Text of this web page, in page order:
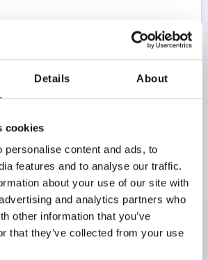
Details About
cookies
personalise content and ads, to
features and to analyse our traffic.
about your use of our site with
and analytics partners who
other information that you’ve
that they’ve collected from your use
M30X2, M16 ACIER, BUNI,
COMP:ACIER, TREMPÉ ET BRUNI
DE BASE=ACIER
FILETAGE=M16
D3=27,7
KN MAX. (CHARGES STATIQUES
SW1=12 SW2=27
SW3=24
FILETAGE=14